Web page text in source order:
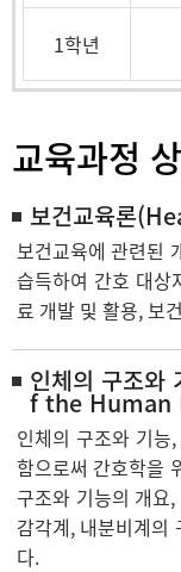
1학년
교육과정
보건교육론
보건교육에 관련된
습득하여 간호 대상
료 개발 및 활용, 보
인체의 구조
f the Human
인체의 구조와 기능
함으로써 간호학을
구조와 기능의 개요
감각계, 내분비계의
다.